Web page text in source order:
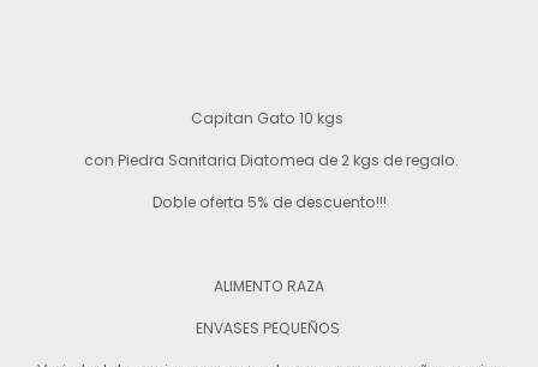
Capitan Gato 10 kgs
con Piedra Sanitaria Diatomea de 2 kgs de regalo.
Doble oferta 5% de descuento!!!
ALIMENTO RAZA
ENVASES PEQUEÑOS